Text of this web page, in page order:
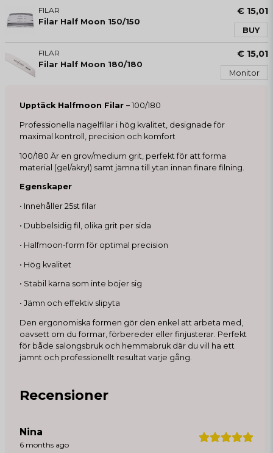
FILAR
Filar Half Moon 150/150
€ 15,01
BUY
FILAR
Filar Half Moon 180/180
€ 15,01
Monitor
Upptäck Halfmoon Filar – 100/180
Professionella nagelfilar i hög kvalitet, designade för
maximal kontroll, precision och komfort
100/180 Är en grov/medium grit, perfekt för att forma
material (gel/akryl) samt jämna till ytan innan finare filning.
Egenskaper
• Innehåller 25st filar
• Dubbelsidig fil, olika grit per sida
• Halfmoon-form för optimal precision
• Hög kvalitet
• Stabil kärna som inte böjer sig
• Jämn och effektiv slipyta
Den ergonomiska formen gör den enkel att arbeta med,
oavsett om du formar, förbereder eller finjusterar. Perfekt
för både salongsbruk och hemmabruk där du vill ha ett
jämnt och professionellt resultat varje gång.
Recensioner
Nina
6 months ago